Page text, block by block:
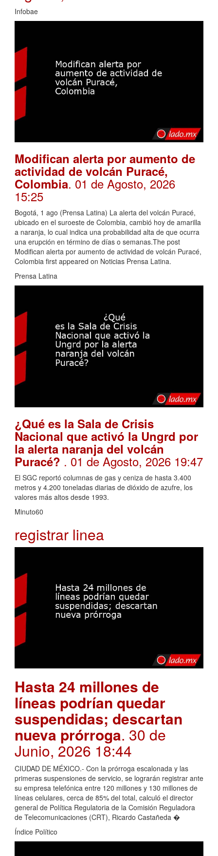
Infobae
Modifican alerta por aumento de
actividad de volcán Puracé,
Colombia. 01 de Agosto, 2026
15:25
Bogotá, 1 ago (Prensa Latina) La alerta del volcán Puracé,
ubicado en el suroeste de Colombia, cambió hoy de amarilla
a naranja, lo cual indica una probabilidad alta de que ocurra
una erupción en término de días o semanas.The post
Modifican alerta por aumento de actividad de volcán Puracé,
Colombia first appeared on Noticias Prensa Latina.
Prensa Latina
¿Qué es la Sala de Crisis
Nacional que activó la Ungrd por
la alerta naranja del volcán
Puracé? . 01 de Agosto, 2026 19:47
El SGC reportó columnas de gas y ceniza de hasta 3.400
metros y 4.200 toneladas diarias de dióxido de azufre, los
valores más altos desde 1993.
Minuto60
registrar linea
Hasta 24 millones de
líneas podrían quedar
suspendidas; descartan
nueva prórroga. 30 de
Junio, 2026 18:44
CIUDAD DE MÉXICO.- Con la prórroga escalonada y las
primeras suspensiones de servicio, se lograrán registrar ante
su empresa telefónica entre 120 millones y 130 millones de
líneas celulares, cerca de 85% del total, calculó el director
general de Política Regulatoria de la Comisión Reguladora
de Telecomunicaciones (CRT), Ricardo Castañeda �
Índice Político